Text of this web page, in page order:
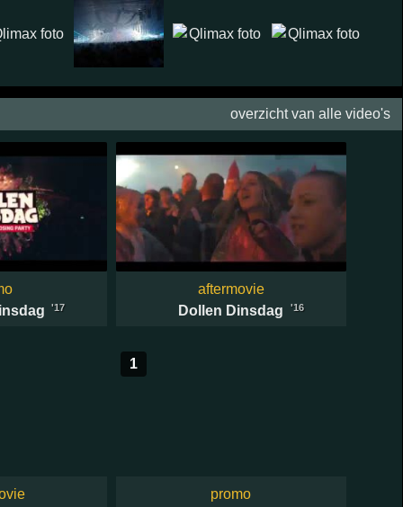
overzicht van alle video's
'17
aftermovie
Dollen Dinsdag
'16
promo
1